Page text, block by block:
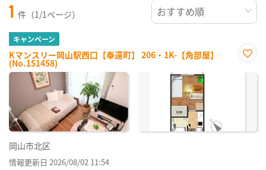
1 件（1/1ページ）
キャンペーン
Kマンスリー岡山駅西口【奉還町】 206・1K-【角部屋】
(No.151458)
に入
岡山市北区
情報更新日 2026/08/02 11:54